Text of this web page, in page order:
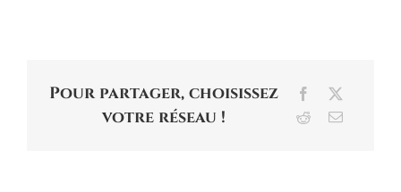
Pour partager, choisissez
votre réseau !
Facebook
RedditEmail